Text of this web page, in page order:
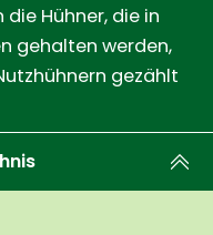
Hühner, die in
gehalten werden,
gezählt